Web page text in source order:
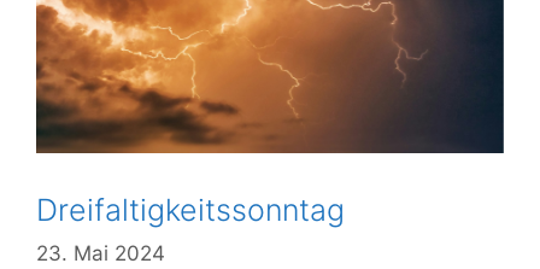
Dreifaltigkeitssonntag
23. Mai 2024